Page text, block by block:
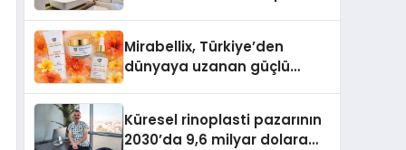
Mirabellix, Türkiye’den
dünyaya uzanan güçlü
Küresel rinoplasti pazarının
2030’da 9,6 milyar dolara